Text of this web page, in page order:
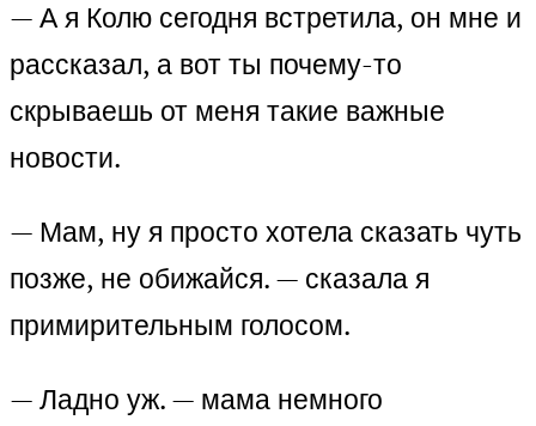
— А я Колю сегодня встретила, он мне и
рассказал, а вот ты почему-то
скрываешь от меня такие важные
новости.
— Мам, ну я просто хотела сказать чуть
позже, не обижайся. — сказала я
примирительным голосом.
— Ладно уж. — мама немного